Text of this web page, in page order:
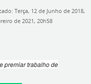
Terça, 12 de Junho de 2018,
de 2021, 20h58
premiar trabalho de